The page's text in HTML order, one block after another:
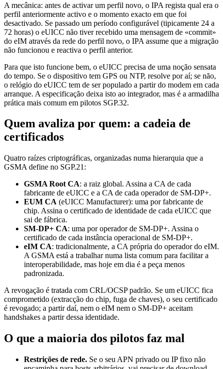
A mecânica: antes de activar um perfil novo, o IPA regista qual era o
perfil anteriormente activo e o momento exacto em que foi
desactivado. Se passado um período configurável (tipicamente 24 a
72 horas) o eUICC não tiver recebido uma mensagem de «commit»
do eIM através da rede do perfil novo, o IPA assume que a migração
não funcionou e reactiva o perfil anterior.
Para que isto funcione bem, o eUICC precisa de uma noção sensata
do tempo. Se o dispositivo tem GPS ou NTP, resolve por aí; se não,
o relógio do eUICC tem de ser populado a partir do modem em cada
arranque. A especificação deixa isto ao integrador, mas é a armadilha
prática mais comum em pilotos SGP.32.
Quem avaliza por quem: a cadeia de
certificados
Quatro raízes criptográficas, organizadas numa hierarquia que a
GSMA define no SGP.21:
GSMA Root CA: a raiz global. Assina a CA de cada
fabricante de eUICC e a CA de cada operador de SM-DP+.
EUM CA (eUICC Manufacturer): uma por fabricante de
chip. Assina o certificado de identidade de cada eUICC que
sai de fábrica.
SM-DP+ CA: uma por operador de SM-DP+. Assina o
certificado de cada instância operacional de SM-DP+.
eIM CA: tradicionalmente, a CA própria do operador do eIM.
A GSMA está a trabalhar numa lista comum para facilitar a
interoperabilidade, mas hoje em dia é a peça menos
padronizada.
A revogação é tratada com CRL/OCSP padrão. Se um eUICC fica
comprometido (extracção do chip, fuga de chaves), o seu certificado
é revogado; a partir daí, nem o eIM nem o SM-DP+ aceitam
handshakes a partir dessa identidade.
O que a maioria dos pilotos faz mal
Restrições de rede. Se o seu APN privado ou IP fixo não